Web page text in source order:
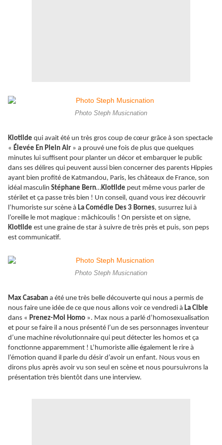
Photo Steph Musicnation
Klotilde qui avait été un très gros coup de cœur grâce à son spectacle
« Élevée En Plein Air » a prouvé une fois de plus que quelques
minutes lui suffisent pour planter un décor et embarquer le public
dans ses délires qui peuvent aussi bien concerner des parents Hippies
ayant bien profité de Katmandou, Paris, les châteaux de France, son
idéal masculin Stéphane Bern…Klotilde peut même vous parler de
stérilet et ça passe très bien ! Un conseil, quand vous irez découvrir
l’humoriste sur scène à La Comédie Des 3 Bornes, susurrez lui à
l’oreille le mot magique : mâchicoulis ! On persiste et on signe,
Klotilde est une graine de star à suivre de très près et puis, son peps
est communicatif.
Photo Steph Musicnation
Max Casaban a été une très belle découverte qui nous a permis de
nous faire une idée de ce que nous allons voir ce vendredi à La Cible
dans « Prenez-Moi Homo ». Max nous a parlé d’homosexualisation
et pour se faire il a nous présenté l’un de ses personnages inventeur
d’une machine révolutionnaire qui peut détecter les homos et ça
fonctionne apparemment ! L’humoriste allie également le rire à
l’émotion quand il parle du désir d’avoir un enfant. Nous vous en
dirons plus après avoir vu son seul en scène et nous poursuivrons la
présentation très bientôt dans une interview.